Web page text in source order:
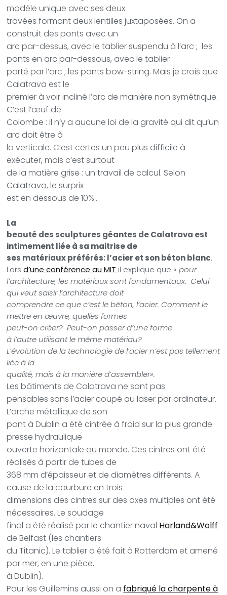
modèle unique avec ses deux
travées formant deux lentilles juxtaposées. On a
construit des ponts avec un
arc par-dessus, avec le tablier suspendu à l’arc ; les
ponts en arc par-dessous, avec le tablier
porté par l’arc ; les ponts bow-string. Mais je crois que
Calatrava est le
premier à voir incliné l’arc de manière non symétrique.
C’est l’œuf de
Colombe : il n’y a aucune loi de la gravité qui dit qu’un
arc doit être à
la verticale. C’est certes un peu plus difficile à
exécuter, mais c’est surtout
de la matière grise : un travail de calcul. Selon
Calatrava, le surprix
est en dessous de 10%…
La
beauté des sculptures géantes de Calatrava est
intimement liée à sa maitrise de
ses matériaux préférés: l’acier et son béton blanc.
Lorsd’une conférence au MIT il explique que «pour
l’architecture, les matériaux sont fondamentaux. Celui
qui veut saisir l’architecture doit
comprendre ce que c’est le béton, l’acier. Comment le
mettre en œuvre, quelles formes
peut-on créer? Peut-on passer d’une forme
à l’autre utilisant le même matériau?
L’évolution de la technologie de l’acier n’est pas tellement
liée à la
qualité, mais à la manière d’assembler».
Les bâtiments de Calatrava ne sont pas
pensables sans l’acier coupé au laser par ordinateur.
L’arche métallique de son
pont à Dublin a été cintrée à froid sur la plus grande
presse hydraulique
ouverte horizontale au monde. Ces cintres ont été
réalisés à partir de tubes de
368 mm d’épaisseur et de diamètres différents. A
cause de la courbure en trois
dimensions des cintres sur des axes multiples ont été
nécessaires. Le soudage
final a été réalisé par le chantier naval Harland&Wolff
de Belfast (les chantiers
du Titanic). Le tablier a été fait à Rotterdam et amené
par mer, en une pièce,
à Dublin).
Pour les Guillemins aussi on a fabriqué la charpente à